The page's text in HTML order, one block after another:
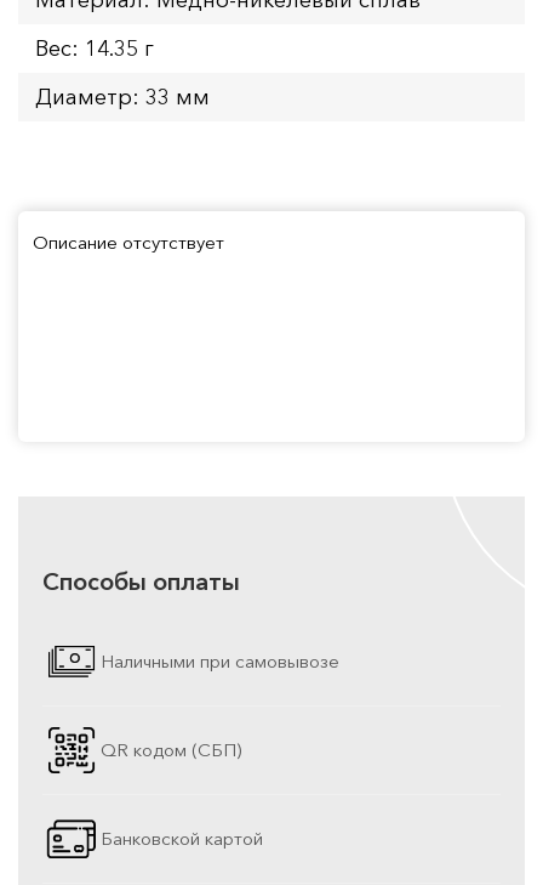
Вес: 14.35 г
Диаметр: 33 мм
Описание отсутствует
Способы оплаты
Наличными при самовывозе
QR кодом (СБП)
Банковской картой